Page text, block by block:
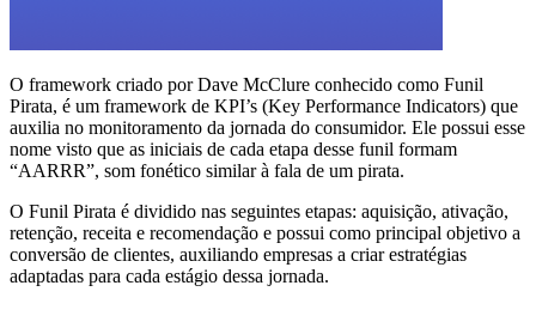
O framework criado por Dave McClure conhecido como Funil
Pirata, é um framework de KPI’s (Key Performance Indicators) que
auxilia no monitoramento da jornada do consumidor. Ele possui esse
nome visto que as iniciais de cada etapa desse funil formam
“AARRR”, som fonético similar à fala de um pirata.
O Funil Pirata é dividido nas seguintes etapas: aquisição, ativação,
retenção, receita e recomendação e possui como principal objetivo a
conversão de clientes, auxiliando empresas a criar estratégias
adaptadas para cada estágio dessa jornada.